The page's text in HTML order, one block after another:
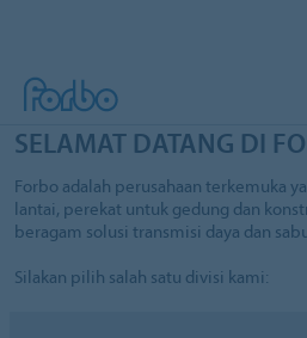
SELAMAT DATANG DI
Forbo adalah perusahaan terkemuka
lantai, perekat untuk gedung dan
beragam solusi transmisi daya dan
Silakan pilih salah satu divisi kami: